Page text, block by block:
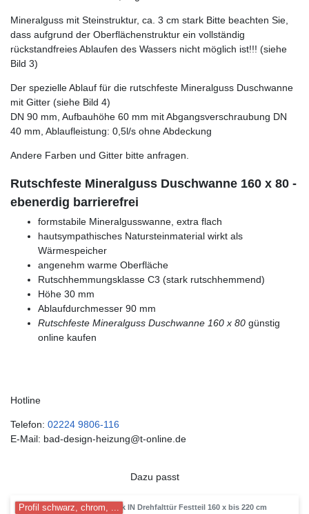
Mineralguss mit Steinstruktur, ca. 3 cm stark Bitte beachten Sie,
dass aufgrund der Oberflächenstruktur ein vollständig
rückstandfreies Ablaufen des Wassers nicht möglich ist!!! (siehe
Bild 3)
Der spezielle Ablauf für die rutschfeste Mineralguss Duschwanne
mit Gitter (siehe Bild 4)
DN 90 mm, Aufbauhöhe 60 mm mit Abgangsverschraubung DN
40 mm, Ablaufleistung: 0,5l/s ohne Abdeckung
Andere Farben und Gitter bitte anfragen.
Rutschfeste Mineralguss Duschwanne 160 x 80 -
ebenerdig barrierefrei
formstabile Mineralgusswanne, extra flach
hautsympathisches Natursteinmaterial wirkt als
Wärmespeicher
angenehm warme Oberfläche
Rutschhemmungsklasse C3 (stark rutschhemmend)
Höhe 30 mm
Ablaufdurchmesser 90 mm
Rutschfeste Mineralguss Duschwanne 160 x 80 günstig
online kaufen
Hotline
Telefon: 02224 9806-116
E-Mail: bad-design-heizung@t-online.de
Dazu passt
Profil schwarz, chrom, ...Walk IN Drehfalttür Festteil 160 x bis 220 cm